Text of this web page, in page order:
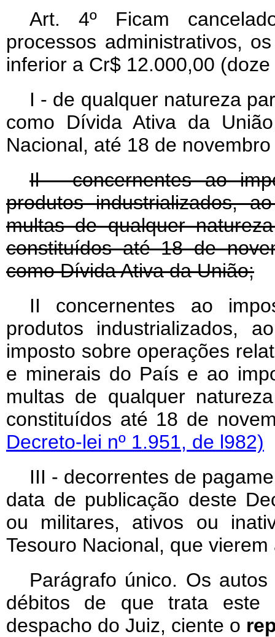
Art. 4º Ficam
processos administrativos,
inferior a Cr$ 12.000,00
I - de qualquer natureza
como Dívida Ativa da
Nacional, até 18 de
Il - concernentes ao
produtos industrializados,
multas de qualquer
constituídos até 18 de
como Dívida Ativa da União;
II concernentes ao
produtos industrializados,
imposto sobre operações
e minerais do País e ao
multas de qualquer
constituídos até 18 de
Decreto-lei nº 1.951, de l982)
III - decorrentes de
data de publicação deste
ou militares, ativos ou
Tesouro Nacional, que vierem
Parágrafo único. Os
débitos de que trata este
despacho do Juiz, ciente o